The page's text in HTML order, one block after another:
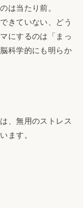
は当たり前。
きていない、どう
にするのは「まっ
科学的にも明らか
、無用のストレス
ます。